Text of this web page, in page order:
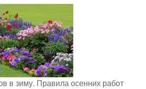
в зиму. Правила осенних работ